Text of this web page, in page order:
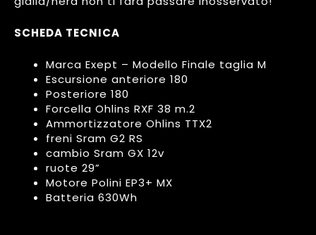
SCHEDA TECNICA
Marca Exept – Modello Finale taglia M
Escursione anteriore 180
Posteriore 180
Forcella Ohlins RXF 38 m.2
Ammortizzatore Ohlins TTX2
freni Sram G2 RS
cambio Sram GX 12v
ruote 29”
Motore Polini EP3+ MX
Batteria 630Wh